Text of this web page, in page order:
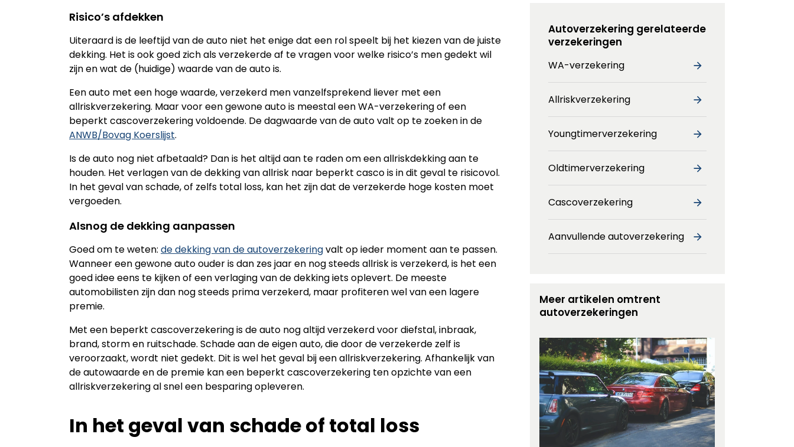
Risico’s afdekken
Uiteraard is de leeftijd van de auto niet het enige dat een rol speelt bij het kiezen van de juiste
dekking. Het is ook goed zich als verzekerde af te vragen voor welke risico’s men gedekt wil
zijn en wat de (huidige) waarde van de auto is.
Een auto met een hoge waarde, verzekerd men vanzelfsprekend liever met een
allriskverzekering. Maar voor een gewone auto is meestal een WA-verzekering of een
beperkt cascoverzekering voldoende. De dagwaarde van de auto valt op te zoeken in de
ANWB/Bovag Koerslijst.
Is de auto nog niet afbetaald? Dan is het altijd aan te raden om een allriskdekking aan te
houden. Het verlagen van de dekking van allrisk naar beperkt casco is in dit geval te risicovol.
In het geval van schade, of zelfs total loss, kan het zijn dat de verzekerde hoge kosten moet
vergoeden.
Alsnog de dekking aanpassen
Goed om te weten: de dekking van de autoverzekeringvalt op ieder moment aan te passen.
Wanneer een gewone auto ouder is dan zes jaar en nog steeds allrisk is verzekerd, is het een
goed idee eens te kijken of een verlaging van de dekking iets oplevert. De meeste
automobilisten zijn dan nog steeds prima verzekerd, maar profiteren wel van een lagere
premie.
Met een beperkt cascoverzekering is de auto nog altijd verzekerd voor diefstal, inbraak,
brand, storm en ruitschade. Schade aan de eigen auto, die door de verzekerde zelf is
veroorzaakt, wordt niet gedekt. Dit is wel het geval bij een allriskverzekering. Afhankelijk van
de autowaarde en de premie kan een beperkt cascoverzekering ten opzichte van een
allriskverzekering al snel een besparing opleveren.
In het geval van schade of total loss
Autoverzekering gerelateerde
verzekeringen
WA-verzekering
Allriskverzekering
Youngtimerverzekering
Oldtimerverzekering
Cascoverzekering
Aanvullende autoverzekering
Meer artikelen omtrent
autoverzekeringen